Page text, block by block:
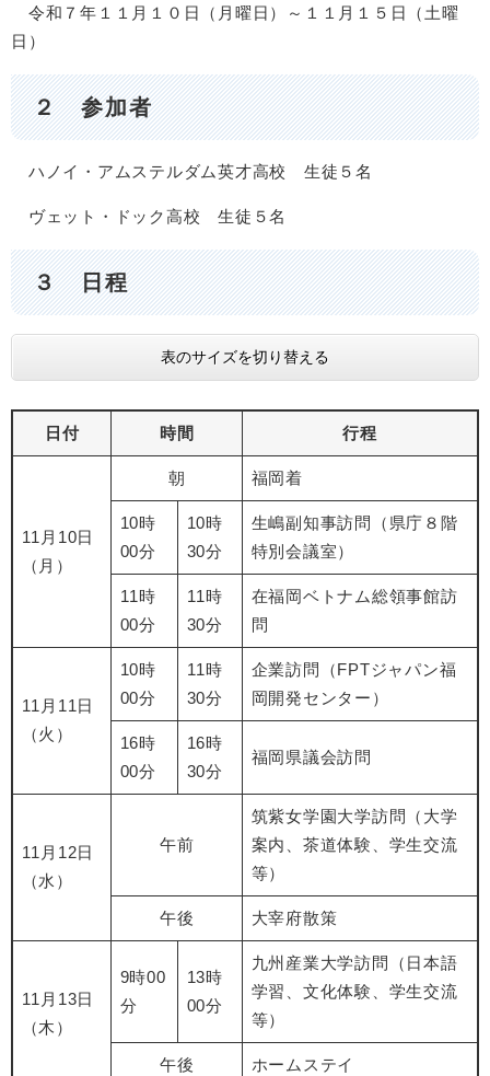
令和７年１１月１０日（月曜日）～１１月１５日（土曜
日）
２ 参加者
ハノイ・アムステルダム英才高校 生徒５名
ヴェット・ドック高校 生徒５名
３ 日程
表のサイズを切り替える
日付 時間 行程
11月10日
（月）
朝 福岡着
10時
00分
10時
30分
生嶋副知事訪問（県庁８階
特別会議室）
11時
00分
11時
30分
在福岡ベトナム総領事館訪
問
11月11日
（火）
10時
00分
11時
30分
企業訪問（FPTジャパン福
岡開発センター）
16時
00分
16時
30分
福岡県議会訪問
11月12日
（水）
午前
筑紫女学園大学訪問（大学
案内、茶道体験、学生交流
等）
午後 大宰府散策
11月13日
（木）
9時00
分
13時
00分
九州産業大学訪問（日本語
学習、文化体験、学生交流
等）
午後 ホームステイ